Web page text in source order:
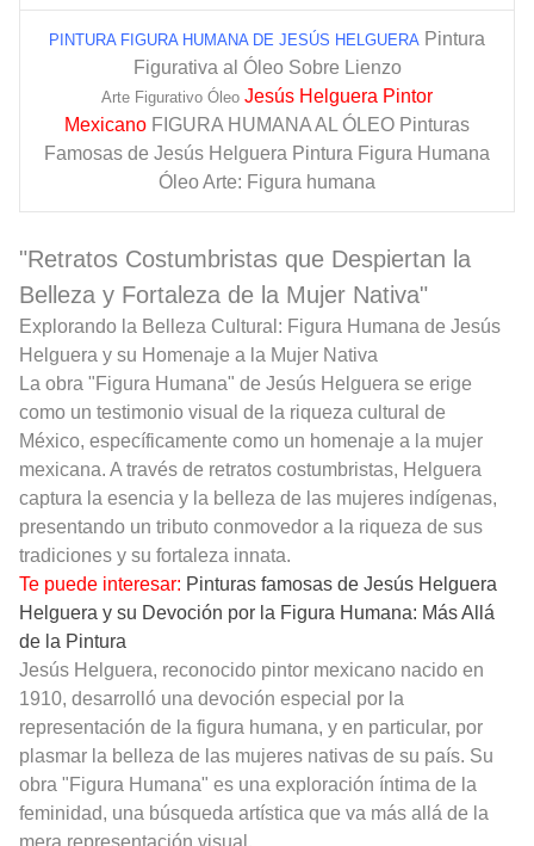
PINTURA FIGURA HUMANA DE JESÚS HELGUERA Pintura
Figurativa al Óleo Sobre Lienzo
Arte Figurativo Óleo Jesús Helguera Pintor
Mexicano FIGURA HUMANA AL ÓLEO Pinturas
Famosas de Jesús Helguera Pintura Figura Humana
Óleo Arte: Figura humana
"Retratos Costumbristas que Despiertan la
Belleza y Fortaleza de la Mujer Nativa"
Explorando la Belleza Cultural: Figura Humana de Jesús
Helguera y su Homenaje a la Mujer Nativa
La obra "Figura Humana" de Jesús Helguera se erige
como un testimonio visual de la riqueza cultural de
México, específicamente como un homenaje a la mujer
mexicana. A través de retratos costumbristas, Helguera
captura la esencia y la belleza de las mujeres indígenas,
presentando un tributo conmovedor a la riqueza de sus
tradiciones y su fortaleza innata.
Te puede interesar: Pinturas famosas de Jesús Helguera
Helguera y su Devoción por la Figura Humana: Más Allá
de la Pintura
Jesús Helguera, reconocido pintor mexicano nacido en
1910, desarrolló una devoción especial por la
representación de la figura humana, y en particular, por
plasmar la belleza de las mujeres nativas de su país. Su
obra "Figura Humana" es una exploración íntima de la
feminidad, una búsqueda artística que va más allá de la
mera representación visual.